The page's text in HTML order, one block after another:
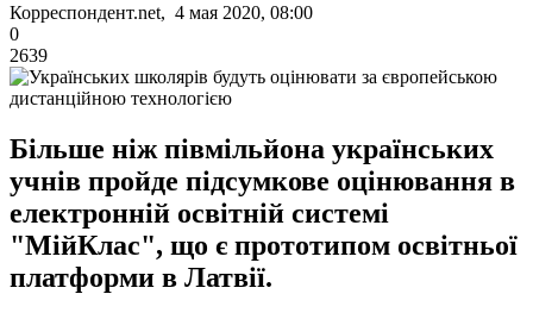
Корреспондент.net, 4 мая 2020, 08:00
0
2639
Більше ніж півмільйона українських
учнів пройде підсумкове оцінювання в
електронній освітній системі
"МійКлас", що є прототипом освітньої
платформи в Латвії.